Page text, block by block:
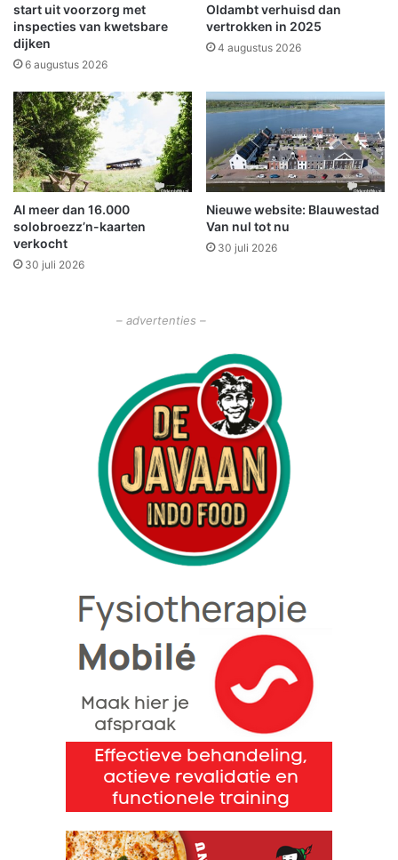
m
e
e
n
e
D
e
l
f
z
i
j
l
e
w
e
r
e
r
?
H
a
n
g
d
i
r
start uit voorzorg met
inspecties van kwetsbare
dijken
6 augustus 2026
Oldambt verhuisd dan
vertrokken in 2025
4 augustus 2026
Al meer dan 16.000
solobroezz’n-kaarten
verkocht
30 juli 2026
Nieuwe website: Blauwestad
Van nul tot nu
30 juli 2026
– advertenties –